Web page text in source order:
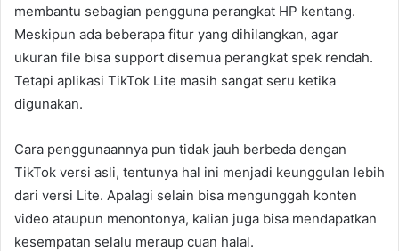
membantu sebagian pengguna perangkat HP kentang.
Meskipun ada beberapa fitur yang dihilangkan, agar
ukuran file bisa support disemua perangkat spek rendah.
Tetapi aplikasi TikTok Lite masih sangat seru ketika
digunakan.
Cara penggunaannya pun tidak jauh berbeda dengan
TikTok versi asli, tentunya hal ini menjadi keunggulan lebih
dari versi Lite. Apalagi selain bisa mengunggah konten
video ataupun menontonya, kalian juga bisa mendapatkan
kesempatan selalu meraup cuan halal.